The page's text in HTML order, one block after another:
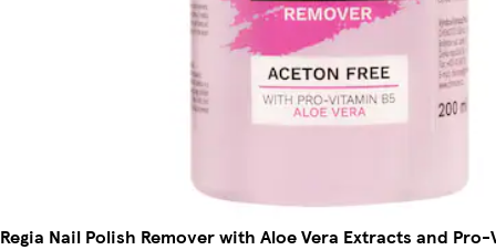
Regia Nail Polish Remover with Aloe Vera Extracts and